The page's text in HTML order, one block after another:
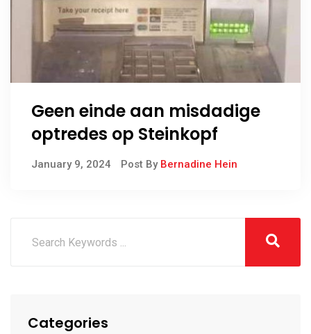
Geen einde aan misdadige
optredes op Steinkopf
January 9, 2024 Post By Bernadine Hein
Categories